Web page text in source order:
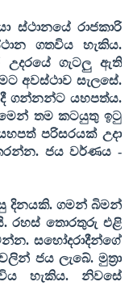
ස්ථානයේ රාජකාරි
ගතවිය හැකිය.
ගැටලු ඇති
අවස්ථාව සැලසේ.
දී ගන්නන්ට යහපත්ය.
තම කටයුතු ඉටු
පරිසරයක් උදා
. ජය වර්ණය -
දිනයකි. ගමන් බිමන්
රහස් තොරතුරු එළි
සහෝදරාදීන්ගේ
ජය ලැබේ. මුත්‍රා
හැකිය. නිවසේ